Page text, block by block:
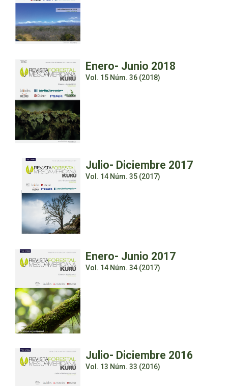
Enero- Junio 2018
Vol. 15 Núm. 36 (2018)
Julio- Diciembre 2017
Vol. 14 Núm. 35 (2017)
Enero- Junio 2017
Vol. 14 Núm. 34 (2017)
Julio- Diciembre 2016
Vol. 13 Núm. 33 (2016)